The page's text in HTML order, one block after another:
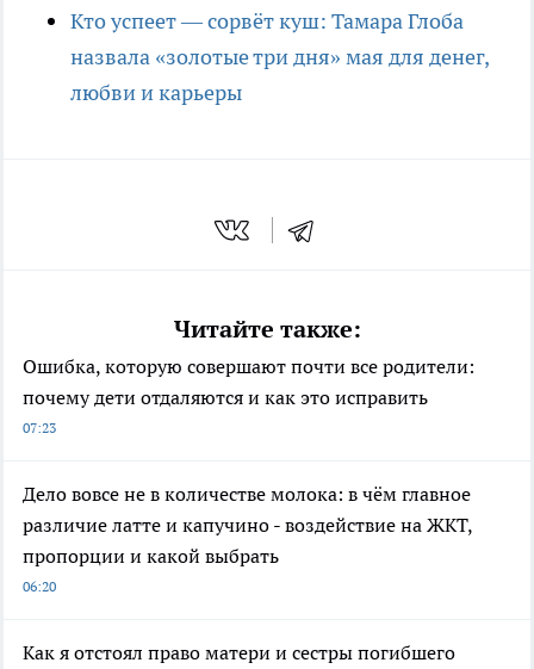
Кто успеет — сорвёт куш: Тамара Глоба
назвала «золотые три дня» мая для денег,
любви и карьеры
Читайте также:
Ошибка, которую совершают почти все родители:
почему дети отдаляются и как это исправить
07:23
Дело вовсе не в количестве молока: в чём главное
различие латте и капучино - воздействие на ЖКТ,
пропорции и какой выбрать
06:20
Как я отстоял право матери и сестры погибшего